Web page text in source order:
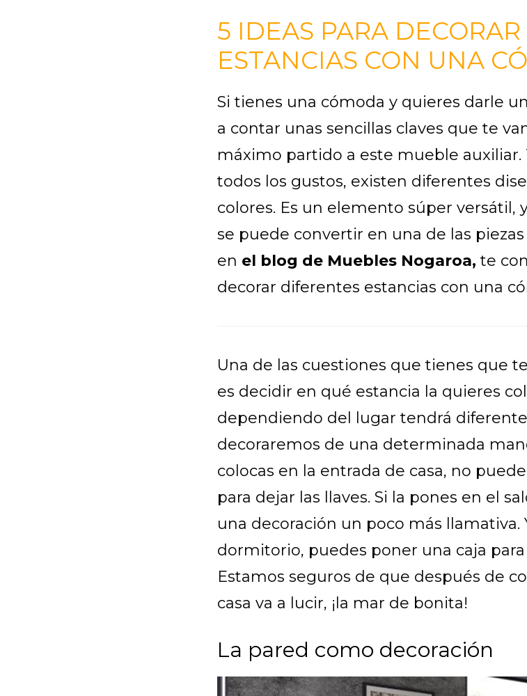
5 IDEAS PARA
ESTANCIAS CON UNA
Si tienes una cómoda y quieres darle
a contar unas sencillas claves que te
máximo partido a este mueble auxiliar.
todos los gustos, existen diferentes
colores. Es un elemento súper versátil,
se puede convertir en una de las
en el blog de Muebles Nogaroa, te
decorar diferentes estancias con una
Una de las cuestiones que tienes que
es decidir en qué estancia la quieres
dependiendo del lugar tendrá
decoraremos de una determinada
colocas en la entrada de casa, no
para dejar las llaves. Si la pones en el
una decoración un poco más llamativa.
dormitorio, puedes poner una caja
Estamos seguros de que después de
casa va a lucir, ¡la mar de bonita!
La pared como decoración